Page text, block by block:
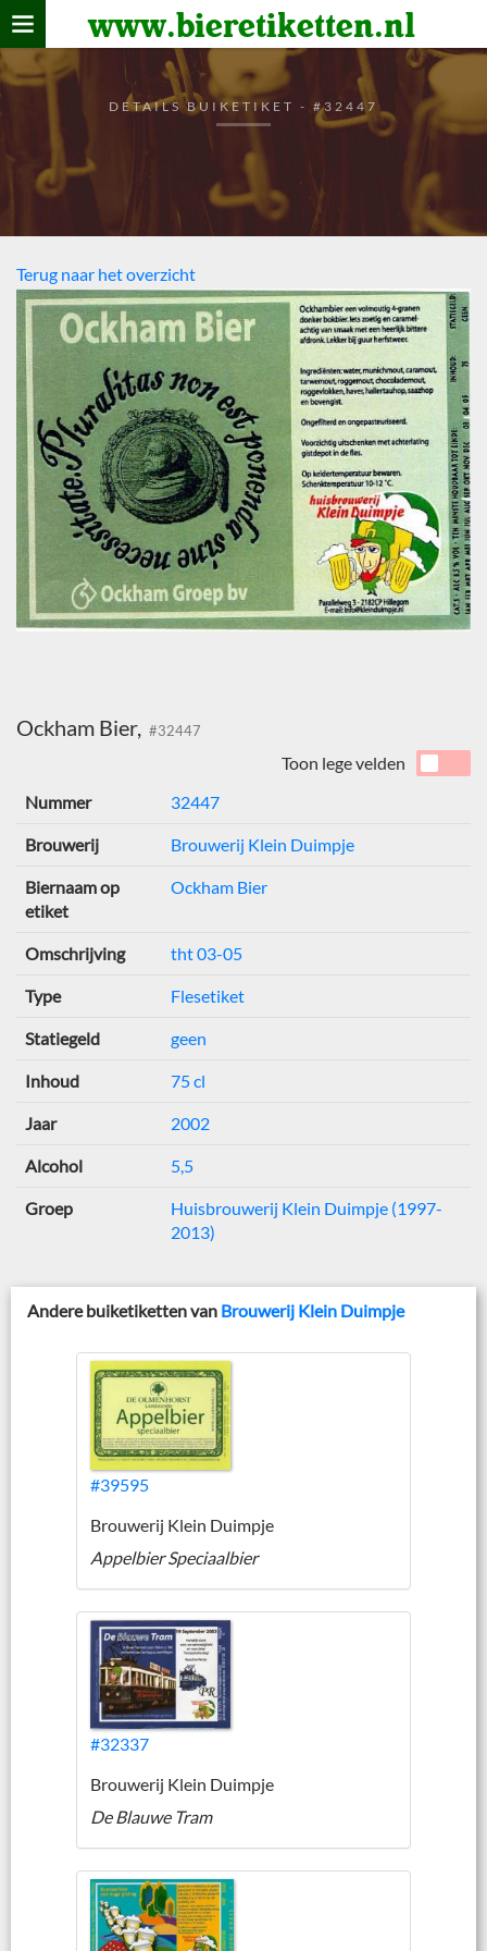
www.bieretiketten.nl
Home
verzamelen
De bierkaart
Bezoekers
DETAILS BUIKETIKET - #32447
Terug naar het overzicht
Ockham Bier, #32447
Toon lege velden
Nummer
32447
Brouwerij Brouwerij Klein Duimpje
Biernaam op
etiket
Ockham Bier
Omschrijving tht 03-05
Type Flesetiket
Statiegeld geen
Inhoud 75 cl
Jaar 2002
Alcohol 5,5
Groep
Huisbrouwerij Klein Duimpje (1997-
2013)
Andere buiketiketten van Brouwerij Klein Duimpje
#39595
Brouwerij Klein Duimpje
Appelbier Speciaalbier
#32337
Brouwerij Klein Duimpje
De Blauwe Tram